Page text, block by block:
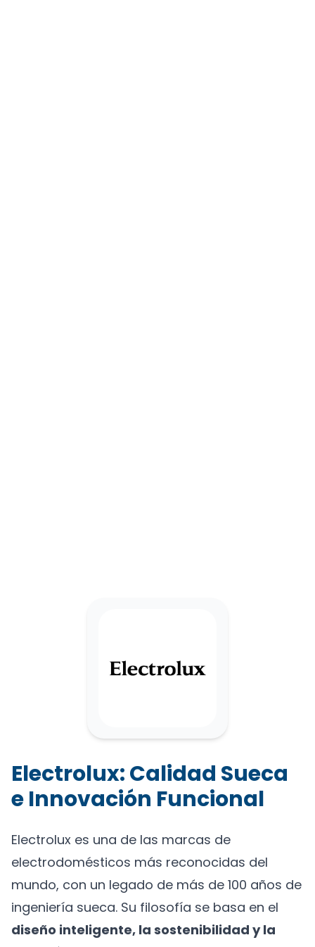
Electrolux: Calidad Sueca
e Innovación Funcional
Electrolux es una de las marcas de
electrodomésticos más reconocidas del
mundo, con un legado de más de 100 años de
ingeniería sueca. Su filosofía se basa en el
diseño inteligente, la sostenibilidad y la